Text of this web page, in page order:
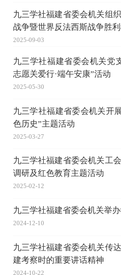
九三学社福建省委会机关组
战争暨世界反法西斯战争胜
2025-09-03
九三学社福建省委会机关党
志愿关爱行·端午安康”活动
2025-05-30
九三学社福建省委会机关开
色历史”主题活动
2025-03-27
九三学社福建省委会机关工
调研及红色教育主题活动
2025-02-12
九三学社福建省委会机关举
2024-12-10
九三学社福建省委会机关传
建考察时的重要讲话精神
2024-10-22